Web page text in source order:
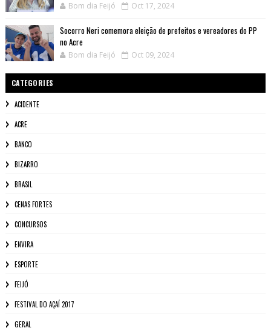
Bom dia Feijó Oct 17, 2024
Socorro Neri comemora eleição de prefeitos e vereadores do PP
no Acre
Bom dia Feijó Oct 09, 2024
CATEGORIES
ACIDENTE
ACRE
BANCO
BIZARRO
BRASIL
CENAS FORTES
CONCURSOS
ENVIRA
ESPORTE
FEIJÓ
FESTIVAL DO AÇAÍ 2017
GERAL